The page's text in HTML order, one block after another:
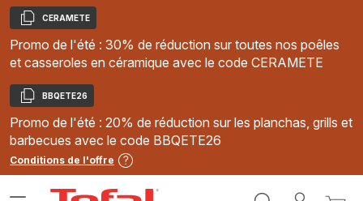
Copier
CERAMETE
Promo de l'été : 30% de réduction sur toutes nos poêles
et casseroles en céramique avec le code CERAMETE
Copier
BBQETE26
Promo de l'été : 20% de réduction sur les planchas, grills et
barbecues avec le code BBQETE26
Conditions de l'offre